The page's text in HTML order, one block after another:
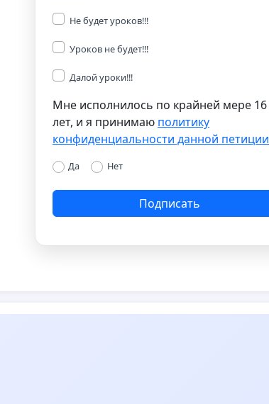
Не будет уроков!!!
Уроков не будет!!!
Далой уроки!!!
Мне исполнилось по крайней мере 16
лет, и я принимаю политику
конфиденциальности данной петиции
Да Нет
Подписать